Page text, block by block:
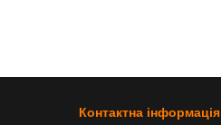
Контактна інформація